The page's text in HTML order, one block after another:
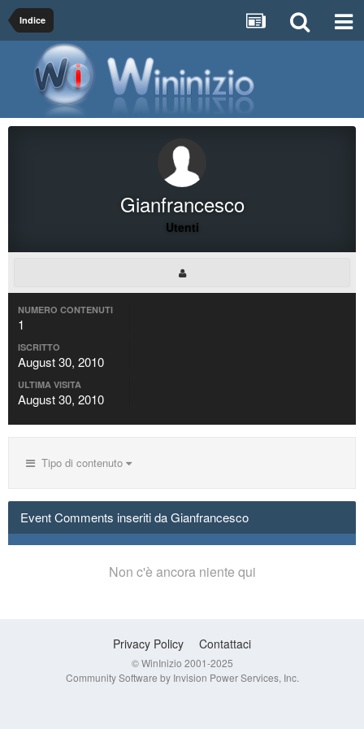
Indice
Gianfrancesco
Utenti
NUMERO CONTENUTI
1
ISCRITTO
August 30, 2010
ULTIMA VISITA
August 30, 2010
Tipo di contenuto
Event Comments inseriti da Gianfrancesco
Non c'è ancora niente qui
Privacy Policy Contattaci
© WinInizio 2001-2025
Community Software by Invision Power Services, Inc.